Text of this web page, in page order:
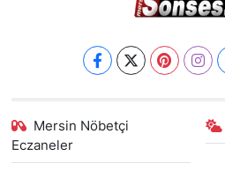
Mersin Nöbetçi
Eczaneler